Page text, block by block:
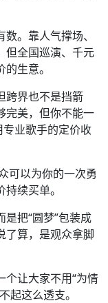
。靠人气撑场、
但全国巡演、千元
生意。
跨界也不是挡箭
完美，但你不能一
专业歌手的定价收
可以为你的一次勇
续买单。
把“圆梦”包装成
了算，是观众拿脚
个让大家不用“为情
起这么透支。